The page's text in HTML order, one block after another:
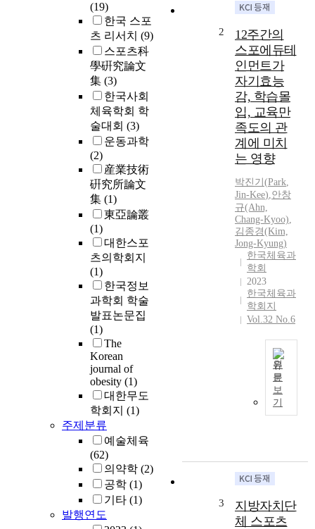
(19)
한국 스포
츠 리서치 (9)
스포츠科
學硏究論文
集 (3)
한국사회
체육학회 학
술대회 (3)
운동과학
(2)
産業技術
硏究所論文
集 (1)
東亞論叢
(1)
대한스포
츠의학회지
(1)
한국정보
과학회 학술
발표논문집
(1)
The
Korean
journal of
obesity (1)
대한무도
학회지 (1)
주제분류
예술체육
(62)
의약학 (2)
공학 (1)
기타 (1)
발행연도
비
2
12주간의
스포에듀테
인먼트가
자기효능
감, 학습몰
입, 교육만
족도의 관
계에 미치
는 영향
박진기 (Park,
Jin-Kee),안창
규(Ahn,
Chang-Kyoo),
김종경(Kim,
Jong-Kyung)
한국체육과
학회
2023
한국체육과
학회지
Vol.32 No.6
원
문
보
기
3
지방자치단
체 스포츠